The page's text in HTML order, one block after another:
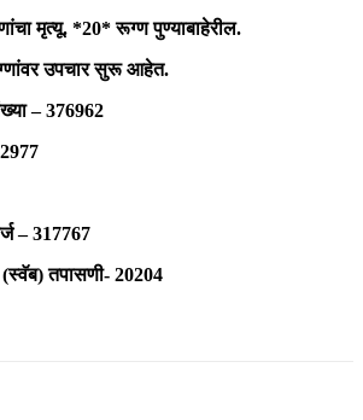
मृत्यू. *20* रूग्ण पुण्याबाहेरील.
उपचार सुरू आहेत.
– 376962
– 317767
तपासणी- 20204